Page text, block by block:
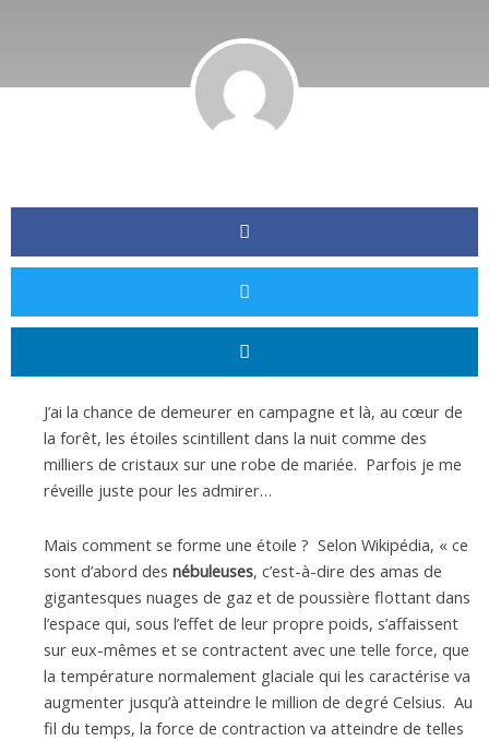
J’ai la chance de demeurer en campagne et là, au cœur de
la forêt, les étoiles scintillent dans la nuit comme des
milliers de cristaux sur une robe de mariée. Parfois je me
réveille juste pour les admirer…
Mais comment se forme une étoile ? Selon Wikipédia, « ce
sont d’abord des nébuleuses, c’est-à-dire des amas de
gigantesques nuages de gaz et de poussière flottant dans
l’espace qui, sous l’effet de leur propre poids, s’affaissent
sur eux-mêmes et se contractent avec une telle force, que
la température normalement glaciale qui les caractérise va
augmenter jusqu’à atteindre le million de degré Celsius. Au
fil du temps, la force de contraction va atteindre de telles